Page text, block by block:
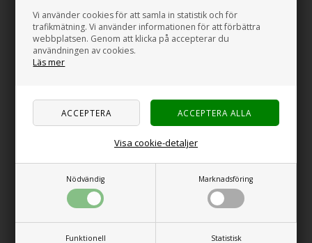
Vi använder cookies för att samla in statistik och för
trafikmätning. Vi använder informationen för att förbättra
webbplatsen. Genom att klicka på accepterar du
användningen av cookies.
Läs mer
Nödvändig Marknadsföring
Funktionell Statistisk
Visa cookie-detaljer
ProPlus Stoppblock
för tältskenor, 8 - 10 mm.
set om 2 st
149,00 SEK
ProPlus Surrskensats
2 x 60cm 6 delar.
ProPlus Tältadapter PROPLUS Tältresår